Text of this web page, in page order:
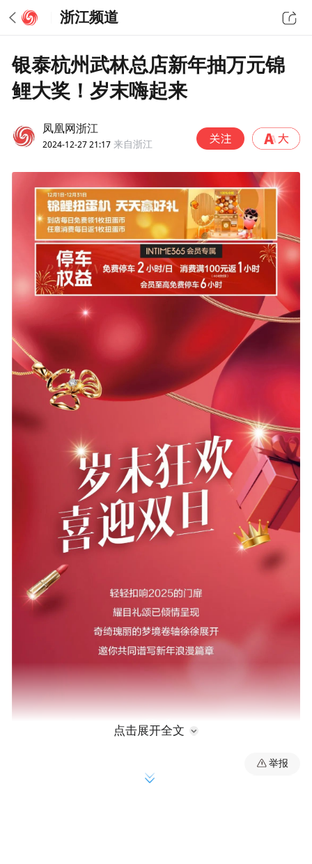
浙江频道
银泰杭州武林总店新年抽万元锦
鲤大奖！岁末嗨起来
凤凰网浙江
2024-12-27 21:17 来自浙江
点击展开全文
举报